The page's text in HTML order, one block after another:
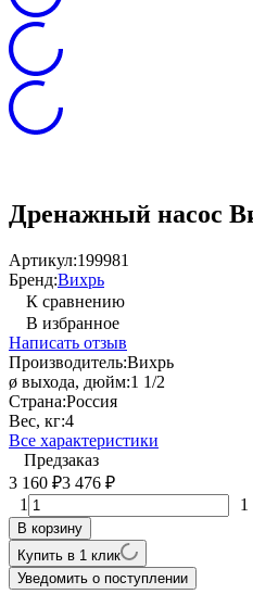
Дренажный насос
Артикул:199981
Бренд:Вихрь
К сравнению
В избранное
Написать отзыв
Производитель:Вихрь
ø выхода, дюйм:1 1/2
Страна:Россия
Вес, кг:4
Все характеристики
Предзаказ
3 160 ₽3 476 ₽
1 1
В корзину
Купить в 1 клик
Уведомить о поступлении